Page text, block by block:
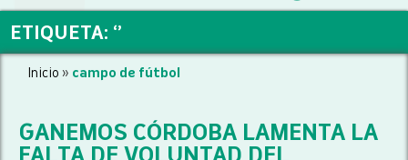
ETIQUETA: ‘’
Inicio » campo de fútbol
GANEMOS CÓRDOBA LAMENTA LA